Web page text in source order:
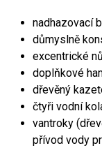
nadhazovací
důmyslně
excentrické
doplňkové
dřevěný
čtyři vodní
vantroky
přívod vody